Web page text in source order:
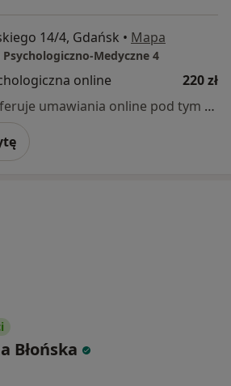
14/4, Gdańsk • Mapa
Medyczne 4
online
220 zł
Specjalista nie oferuje umawiania online pod tym adresem.
Błońska